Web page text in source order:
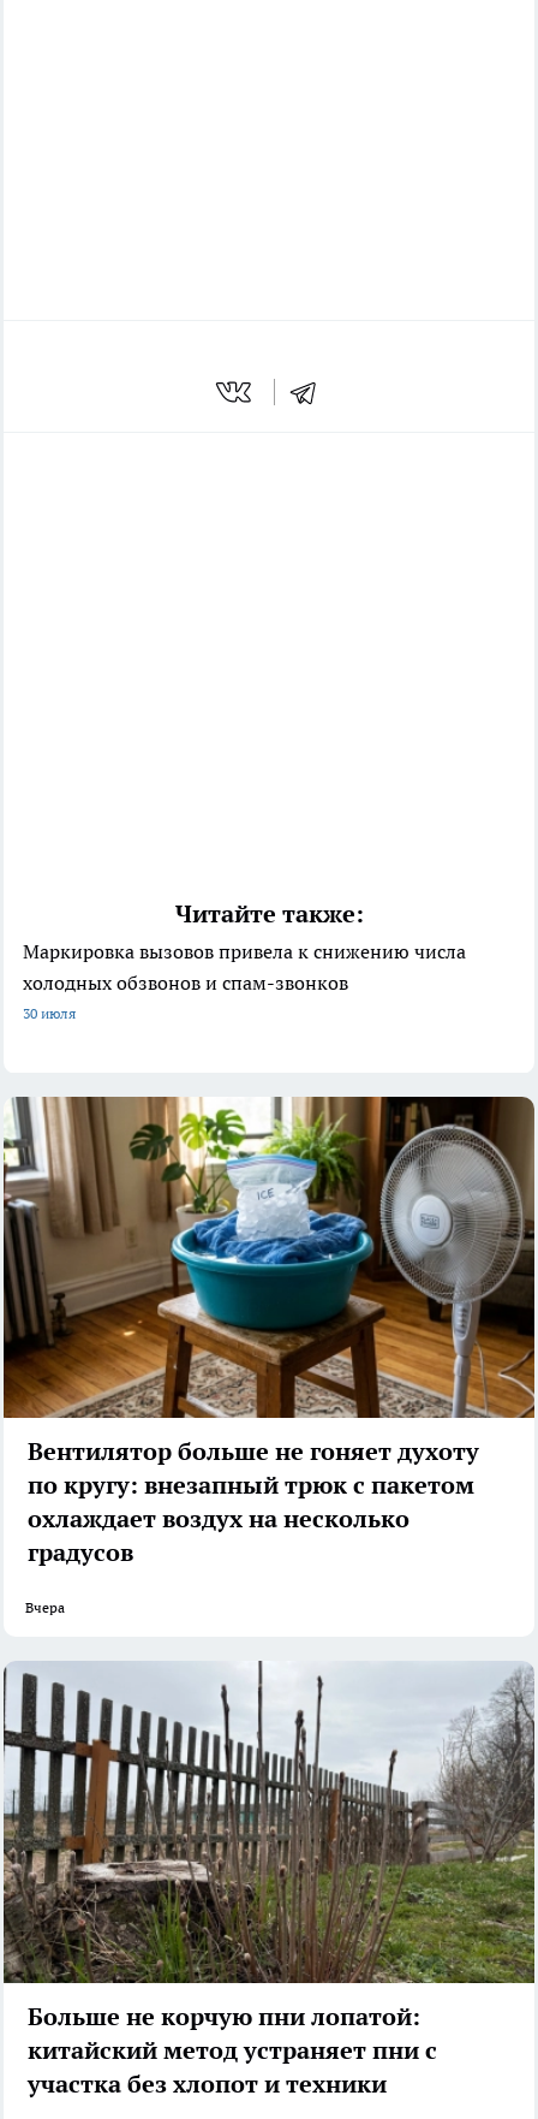
Читайте также:
Маркировка вызовов привела к снижению числа
холодных обзвонов и спам-звонков
30 июля
Вентилятор больше не гоняет духоту
по кругу: внезапный трюк с пакетом
охлаждает воздух на несколько
градусов
Вчера
Больше не корчую пни лопатой:
китайский метод устраняет пни с
участка без хлопот и техники